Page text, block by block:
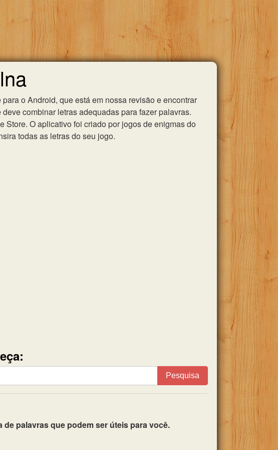
o Android, que está em nossa revisão e encontrar
combinar letras adequadas para fazer palavras.
O aplicativo foi criado por jogos de enigmas do
todas as letras do seu jogo.
Pesquisa
palavras que podem ser úteis para você.